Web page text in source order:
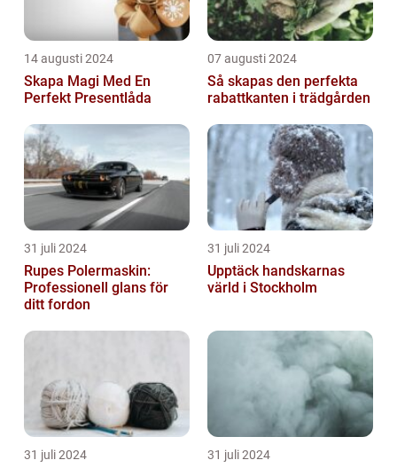
14 augusti 2024
Skapa Magi Med En
Perfekt Presentlåda
07 augusti 2024
Så skapas den perfekta
rabattkanten i trädgården
31 juli 2024
Rupes Polermaskin:
Professionell glans för
ditt fordon
31 juli 2024
Upptäck handskarnas
värld i Stockholm
31 juli 2024 31 juli 2024